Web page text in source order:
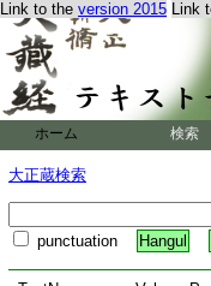
Link to the version 2015 Link
ホーム 検索
大正蔵検索
punctuation Hangul